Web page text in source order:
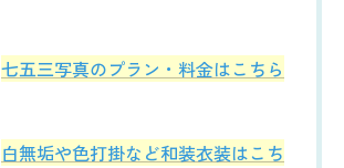
七五三写真のプラン・料金はこちら
白無垢や色打掛など和装衣装はこち